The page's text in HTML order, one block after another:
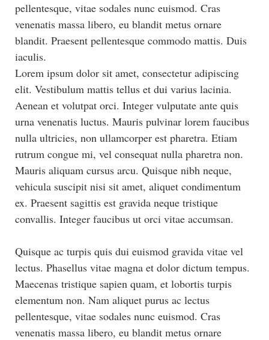
pellentesque, vitae sodales nunc euismod. Cras
venenatis massa libero, eu blandit metus ornare
blandit. Praesent pellentesque commodo mattis. Duis
iaculis.
Lorem ipsum dolor sit amet, consectetur adipiscing
elit. Vestibulum mattis tellus et dui varius lacinia.
Aenean et volutpat orci. Integer vulputate ante quis
urna venenatis luctus. Mauris pulvinar lorem faucibus
nulla ultricies, non ullamcorper est pharetra. Etiam
rutrum congue mi, vel consequat nulla pharetra non.
Mauris aliquam cursus arcu. Quisque nibh neque,
vehicula suscipit nisi sit amet, aliquet condimentum
ex. Praesent sagittis est gravida neque tristique
convallis. Integer faucibus ut orci vitae accumsan.
Quisque ac turpis quis dui euismod gravida vitae vel
lectus. Phasellus vitae magna et dolor dictum tempus.
Maecenas tristique sapien quam, et lobortis turpis
elementum non. Nam aliquet purus ac lectus
pellentesque, vitae sodales nunc euismod. Cras
venenatis massa libero, eu blandit metus ornare